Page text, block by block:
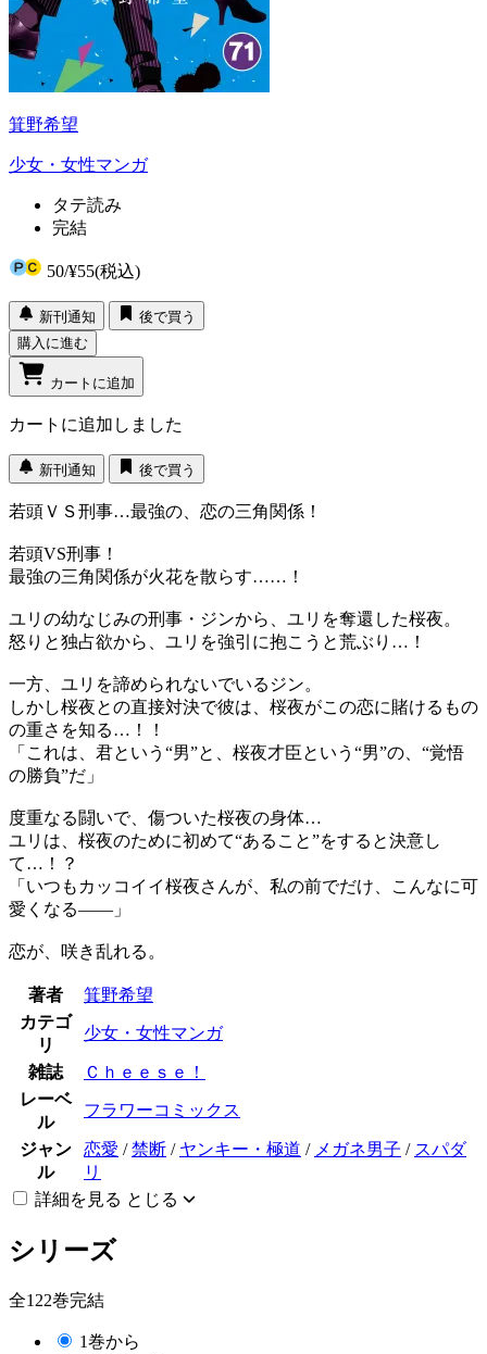
箕野希望
少女・女性マンガ
タテ読み
完結
50/¥55(税込)
新刊通知
後で買う
購入に進む
カートに追加
カートに追加しました
新刊通知 後で買う
若頭ＶＳ刑事…最強の、恋の三角関係！
若頭VS刑事！
最強の三角関係が火花を散らす……！
ユリの幼なじみの刑事・ジンから、ユリを奪還した桜夜。
怒りと独占欲から、ユリを強引に抱こうと荒ぶり…！
一方、ユリを諦められないでいるジン。
しかし桜夜との直接対決で彼は、桜夜がこの恋に賭けるもの
の重さを知る…！！
「これは、君という“男”と、桜夜才臣という“男”の、“覚悟
の勝負”だ」
度重なる闘いで、傷ついた桜夜の身体…
ユリは、桜夜のために初めて“あること”をすると決意し
て…！？
「いつもカッコイイ桜夜さんが、私の前でだけ、こんなに可
愛くなる――」
恋が、咲き乱れる。
著者
箕野希望
カテゴ
リ
少女・女性マンガ
雑誌
Ｃｈｅｅｓｅ！
レーベ
ル
フラワーコミックス
ジャン
ル
恋愛 /禁断 / ヤンキー・極道 / メガネ男子 / スパダ
リ
詳細を見る とじる
シリーズ
全122巻完結
1巻から